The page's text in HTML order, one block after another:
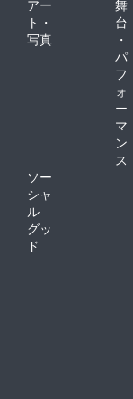
アー
ト・
写真
舞
台
・
パ
フ
ォ
ー
マ
ン
ス
ソー
シャ
ル
グッ
ド